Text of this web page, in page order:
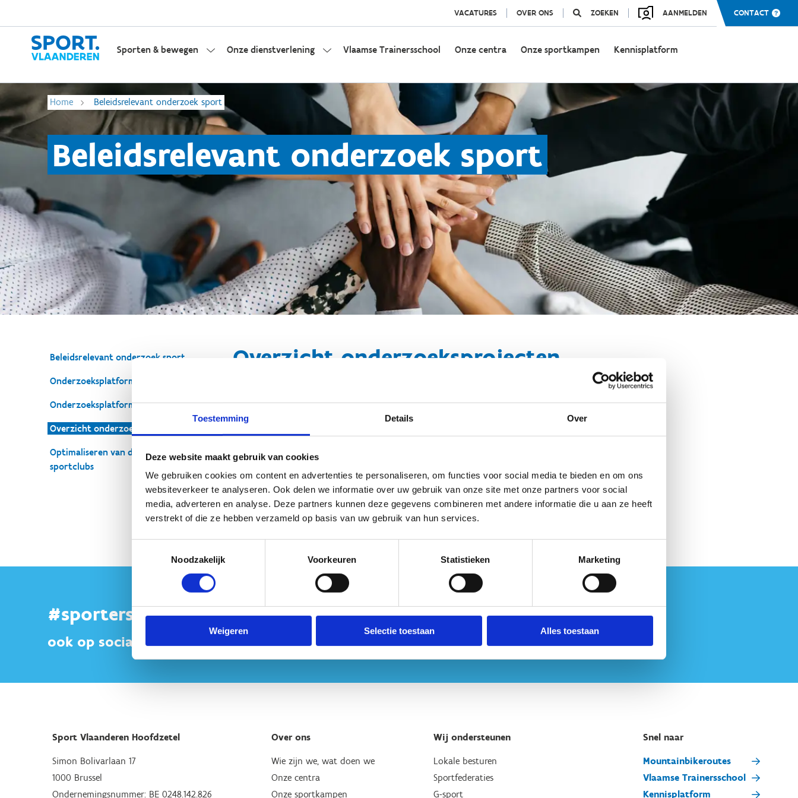
Toestemming Details Over
Deze website maakt gebruik van cookies
We gebruiken cookies om content en advertenties te personaliseren, om functies voor social media te bieden en om ons
websiteverkeer te analyseren. Ook delen we informatie over uw gebruik van onze site met onze partners voor social
media, adverteren en analyse. Deze partners kunnen deze gegevens combineren met andere informatie die u aan ze heeft
verstrekt of die ze hebben verzameld op basis van uw gebruik van hun services.
Noodzakelijk
Voorkeuren Statistieken Marketing
Weigeren Selectie toestaan Alles toestaan
VACATURES OVER ONS ZOEKEN AANMELDEN CONTACT
Sporten & bewegen Onze dienstverlening Vlaamse Trainersschool Onze centra Onze sportkampen Kennisplatform
Home Beleidsrelevant onderzoek sport
Beleidsrelevant onderzoek sport
Beleidsrelevant onderzoek sport
Onderzoeksplatform sport (2024-2029)
Onderzoeksplatform sport (2017-2023)
Overzicht onderzoeksprojecten
Optimaliseren van de prijsstrategie voor
sportclubs
Overzicht onderzoeksprojecten
#sportersbelevenmeer
ook op sociale media
Sport Vlaanderen Hoofdzetel
Simon Bolivarlaan 17
1000 Brussel
Ondernemingsnummer: BE 0248.142.826
Over ons
Wie zijn we, wat doen we
Onze centra
Onze sportkampen
Wij ondersteunen
Lokale besturen
Sportfederaties
G-sport
Snel naar
Mountainbikeroutes
Vlaamse Trainersschool
Kennisplatform